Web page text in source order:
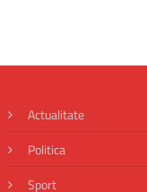
Actualitate
Politica
Sport